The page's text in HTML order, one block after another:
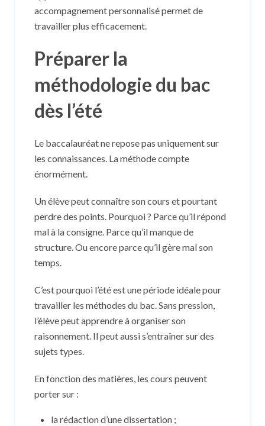
accompagnement personnalisé permet de
travailler plus efficacement.
Préparer la
méthodologie du bac
dès l’été
Le baccalauréat ne repose pas uniquement sur
les connaissances. La méthode compte
énormément.
Un élève peut connaître son cours et pourtant
perdre des points. Pourquoi ? Parce qu’il répond
mal à la consigne. Parce qu’il manque de
structure. Ou encore parce qu’il gère mal son
temps.
C’est pourquoi l’été est une période idéale pour
travailler les méthodes du bac. Sans pression,
l’élève peut apprendre à organiser son
raisonnement. Il peut aussi s’entraîner sur des
sujets types.
En fonction des matières, les cours peuvent
porter sur :
la rédaction d’une dissertation ;